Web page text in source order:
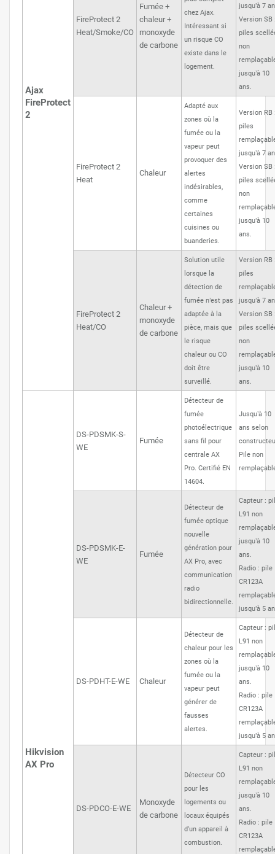
Ajax
FireProtect
2
FireProtect 2
Heat/Smoke/CO
Fumée +
chaleur +
monoxyde
de carbone
chez Ajax.
Intéressant si
un risque CO
existe dans le
logement.
jusqu’à 7
Version SB
piles
non
jusqu’à 10
ans.
FireProtect 2
Heat
Chaleur
Adapté aux
zones où la
fumée ou la
vapeur peut
provoquer des
alertes
indésirables,
comme
certaines
cuisines ou
buanderies.
Version RB
piles
jusqu’à 7
Version SB
piles
non
jusqu’à 10
ans.
FireProtect 2
Heat/CO
Chaleur +
monoxyde
de carbone
Solution utile
lorsque la
détection de
fumée n’est pas
adaptée à la
pièce, mais que
le risque
chaleur ou CO
doit être
surveillé.
Version RB
piles
jusqu’à 7
Version SB
piles
non
jusqu’à 10
ans.
Hikvision
AX Pro
DS-PDSMK-S-
WE
Fumée
Détecteur de
fumée
photoélectrique
sans fil pour
centrale AX
Pro. Certifié EN
14604.
Jusqu’à 10
ans selon
Pile non
DS-PDSMK-E-
WE
Fumée
Détecteur de
fumée optique
nouvelle
génération pour
AX Pro, avec
communication
radio
bidirectionnelle.
Capteur :
L91 non
jusqu’à 10
ans.
Radio : pile
CR123A
jusqu’à 5
DS-PDHT-E-WE Chaleur
Détecteur de
chaleur pour les
zones où la
fumée ou la
vapeur peut
générer de
fausses
alertes.
Capteur :
L91 non
jusqu’à 10
ans.
Radio : pile
CR123A
jusqu’à 5
DS-PDCO-E-WE
Monoxyde
de carbone
Détecteur CO
pour les
logements ou
locaux équipés
d’un appareil à
combustion.
Capteur :
L91 non
jusqu’à 10
ans.
Radio : pile
CR123A